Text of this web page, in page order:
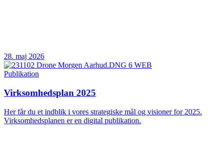
28. maj 2026
Publikation
Virksomhedsplan 2025
Her får du et indblik i vores strategiske mål og visioner for 2025.
Virksomhedsplanen er en digital publikation.